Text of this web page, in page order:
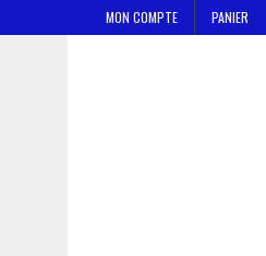
MON COMPTE PANIER